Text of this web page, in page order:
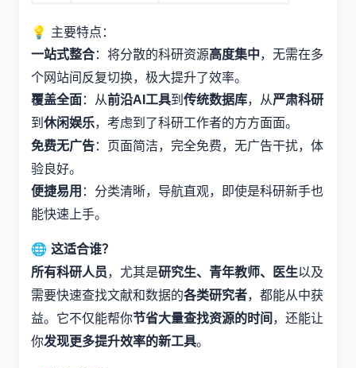
💡 主要特点：
一站式整合：将分散的科研资源高度集中，无需在多
个网站间反复切换，极大提升了效率。
覆盖全面：从前沿AI工具到 传统数据库，从严肃科研
到 休闲娱乐，考虑到了科研工作者的方方面面。
免费无广告：页面简洁，完全免费，无广告干扰，体
验良好。
便捷易用 ：分类清晰，导航直观，即使是科研新手也
能快速上手。
🌐 这适合谁？
所有科研人员，尤其是研究生、青年教师、医生以及
需要快速查找文献和数据的各类研究者，都能从中获
益。它不仅能帮你节省大量查找资源的时间 ，还能让
你发现更多提升效率的新工具。